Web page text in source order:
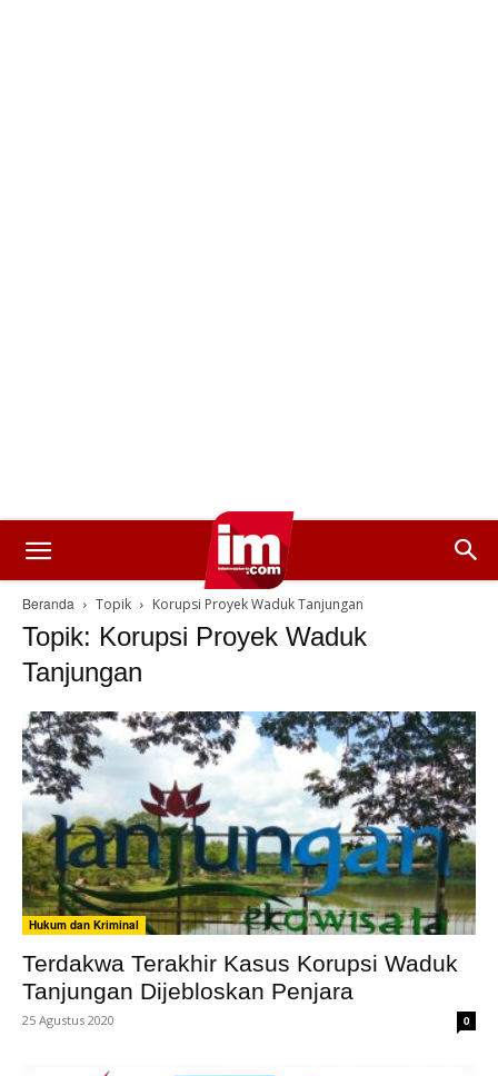
Beranda Topik Korupsi Proyek Waduk Tanjungan
Topik: Korupsi Proyek Waduk
Tanjungan
Hukum dan Kriminal
Terdakwa Terakhir Kasus Korupsi Waduk
Tanjungan Dijebloskan Penjara
25 Agustus 2020 0